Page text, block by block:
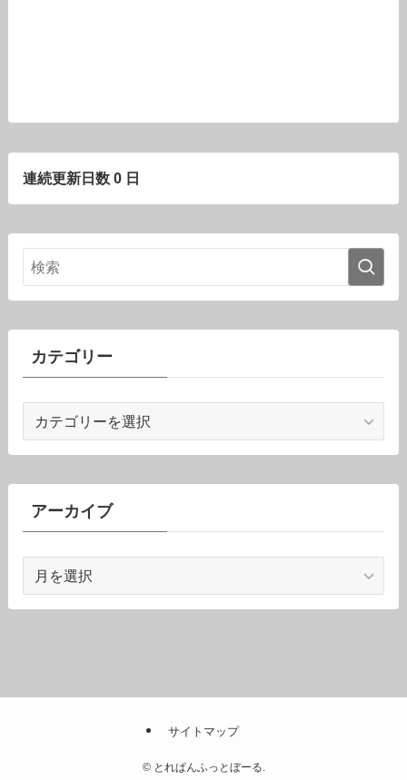
連続更新日数 0 日
カテゴリー
ゴ
リ
ーアーカイブ
カ
サイトマップ
©とれぱんふっとぼーる.